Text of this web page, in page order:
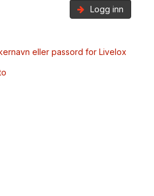
Logg inn
eller passord for Livelox